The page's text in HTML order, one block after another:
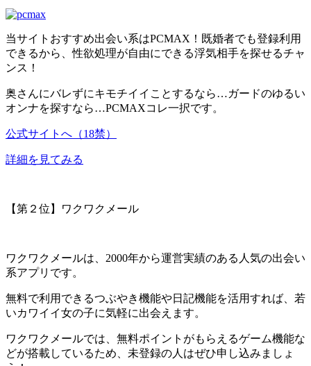
当サイトおすすめ出会い系はPCMAX！ 既婚者でも登録利用
できるから、性欲処理が自由にできる浮気相手を探せるチャ
ンス！
奥さんにバレずにキモチイイことするなら…ガードのゆるい
オンナを探すなら…PCMAXコレ一択です。
公式サイトへ（18禁）
詳細を見てみる
【第２位】ワクワクメール
ワクワクメールは、 2000年から運営実績のある人気の出会い
系アプリです。
無料で利用できるつぶやき機能や日記機能を活用すれば、若
いカワイイ女の子に気軽に出会えます。
ワクワクメールでは、 無料ポイントがもらえるゲーム機能な
どが搭載しているため、未登録の人はぜひ申し込みましょ